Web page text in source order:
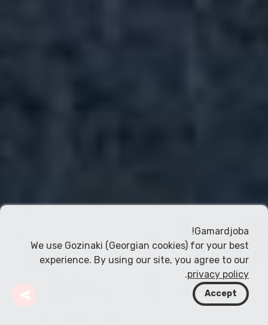
Gamardjoba!
We use Gozinaki (Georgian cookies) for your best
experience. By using our site, you agree to our
privacy policy
.
Accept